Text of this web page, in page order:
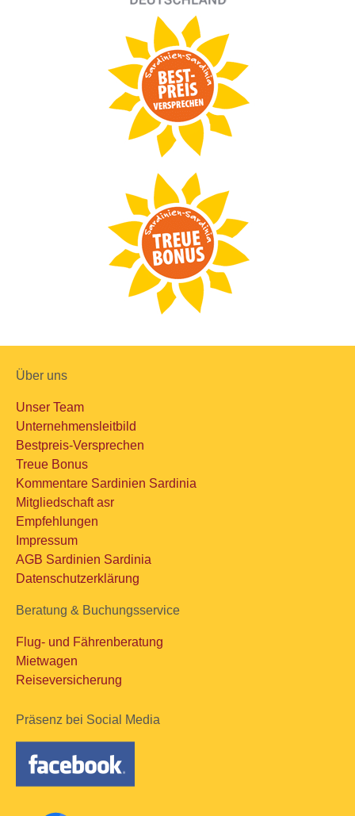
Über uns
Unser Team
Unternehmensleitbild
Bestpreis-Versprechen
Treue Bonus
Kommentare Sardinien Sardinia
Mitgliedschaft asr
Empfehlungen
Impressum
AGB Sardinien Sardinia
Datenschutzerklärung
Beratung & Buchungsservice
Flug- und Fährenberatung
Mietwagen
Reiseversicherung
Präsenz bei Social Media